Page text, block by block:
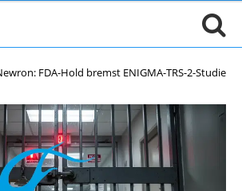
FDA-Hold bremst ENIGMA-TRS-2-Studie